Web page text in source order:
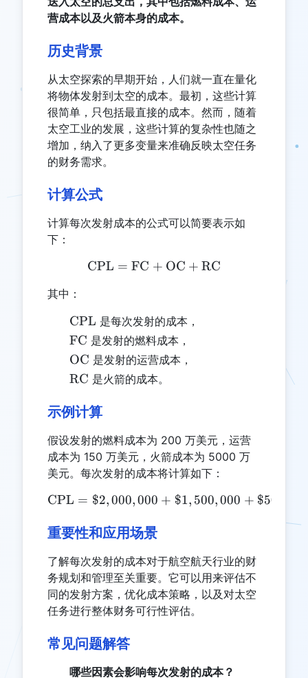
营成本以及火箭本身的成本。
历史背景
从太空探索的早期开始，人们就一直在量化
将物体发射到太空的成本。最初，这些计算
很简单，只包括最直接的成本。然而，随着
太空工业的发展，这些计算的复杂性也随之
增加，纳入了更多变量来准确反映太空任务
的财务需求。
计算公式
计算每次发射成本的公式可以简要表示如
下：
\text{CPL} = \text{FC}
CPL = FC + OC + RC
其中：
\text{CPL}
CPL 是每次发射的成本，
\text{FC}
FC 是发射的燃料成本，
\text{OC}
OC 是发射的运营成本，
\text{RC}
RC 是火箭的成本。
示例计算
假设发射的燃料成本为 200 万美元，运营
成本为 150 万美元，火箭成本为 5000 万
美元。每次发射的成本将计算如下：
\text{CPL} =
CPL = $2,000,000 + $1, 500,000 + $50
重要性和应用场景
了解每次发射的成本对于航空航天行业的财
务规划和管理至关重要。它可以用来评估不
同的发射方案，优化成本策略，以及对太空
任务进行整体财务可行性评估。
常见问题解答
哪些因素会影响每次发射的成本？